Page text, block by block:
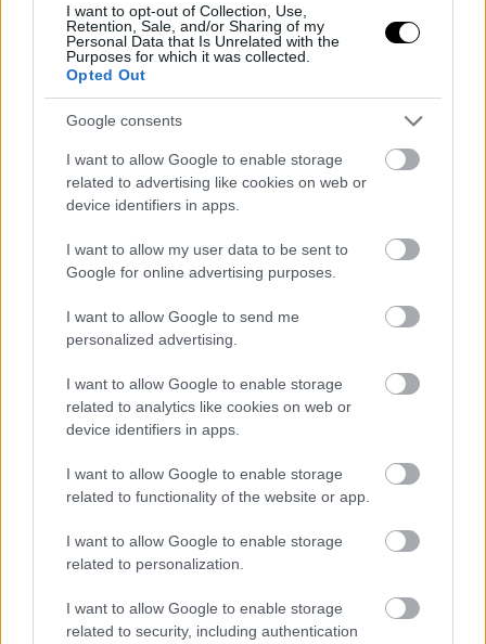
I want to opt-out of Collection, Use,
Retention, Sale, and/or Sharing of my
Personal Data that Is Unrelated with the
Purposes for which it was collected.
Opted Out
Google consents
I want to allow Google to enable storage
related to advertising like cookies on web or
device identifiers in apps.
I want to allow my user data to be sent to
Google for online advertising purposes.
I want to allow Google to send me
personalized advertising.
I want to allow Google to enable storage
related to analytics like cookies on web or
device identifiers in apps.
I want to allow Google to enable storage
related to functionality of the website or app.
I want to allow Google to enable storage
related to personalization.
I want to allow Google to enable storage
related to security, including authentication
ΘΕΜΑΤΑ / ΣΧΟΛΙΑ
Αύγουστος στο Netflix: καλοκαιρινές
αποκλειστικότητες
Τί ξεχωρίζει ανάμεσα στις προσθήκες νέων ταινιών και
τηλεοπτικών σειρών στον κατάλογo της δημοφιλούς υπηρεσίας;